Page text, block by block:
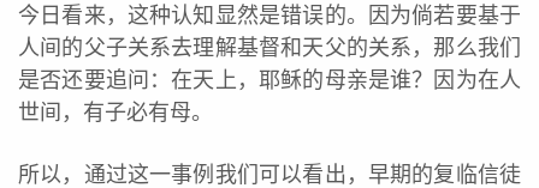
今日看来，这种认知显然是错误的。因为倘若要基于
人间的父子关系去理解基督和天父的关系，那么我们
是否还要追问：在天上，耶稣的母亲是谁？因为在人
世间，有子必有母。
所以，通过这一事例我们可以看出，早期的复临信徒